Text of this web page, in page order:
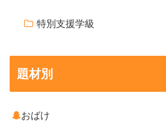
特別支援学級
題材別
おばけ